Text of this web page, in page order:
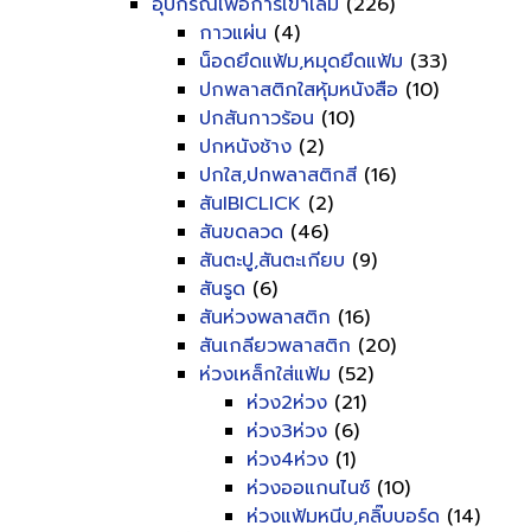
กาวแผ่น (4)
น็อดยึดแฟ้ม,หมุดยึดแฟ้ม (33)
ปกพลาสติกใสหุ้มหนังสือ (10)
ปกสันกาวร้อน (10)
ปกหนังช้าง (2)
ปกใส,ปกพลาสติกสี (16)
สันIBICLICK (2)
สันขดลวด (46)
สันตะปู,สันตะเกียบ (9)
สันรูด (6)
สันห่วงพลาสติก (16)
สันเกลียวพลาสติก (20)
ห่วงเหล็กใส่แฟ้ม (52)
ห่วง2ห่วง (21)
ห่วง3ห่วง (6)
ห่วง4ห่วง (1)
ห่วงออแกนไนซ์ (10)
ห่วงแฟ้มหนีบ,คลิ๊บบอร์ด (14)